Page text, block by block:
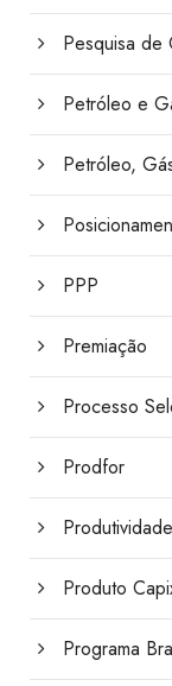
Pesquisa de
Petróleo e
Petróleo,
PPP
Premiação
Processo
Prodfor
Produtividade
Produto
Programa